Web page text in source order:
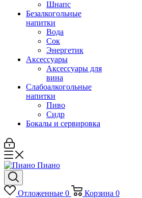
Шнапс
Безалкогольные
напитки
Вода
Сок
Энергетик
Аксессуары
Аксессуары для
вина
Слабоалкогольные
напитки
Пиво
Сидр
Бокалы и сервировка
Отложенные 0 Корзина 0